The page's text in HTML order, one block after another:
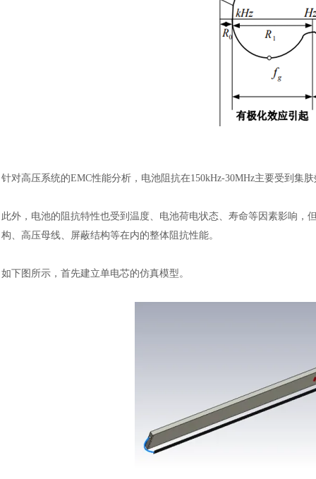
针对高压系统的EMC性能分析，电池阻抗在150kHz-30MHz主要受到集
此外，电池的阻抗特性也受到温度、电池荷电状态、寿命等因素影响
构、高压母线、屏蔽结构等在内的整体阻抗性能。
如下图所示，首先建立单电芯的仿真模型。